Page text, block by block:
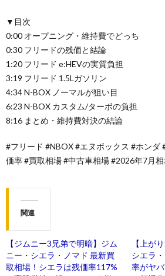
▼目次
0:00 オープニング・維持費でどっち
0:30 フリードの残価と結論
1:20 フリード e:HEVの実質負担
3:19 フリード 1.5Lガソリン
4:34 N-BOX ノーマルが狙い目
6:23 N-BOX カスタム/ターボの負担
8:16 まとめ・維持費対決の結論
#フリード #NBOX #エヌボックス #ホンダ
価率 #買取相場 #中古車相場 #2026年7月
関連
【ジムニー3兄弟で明暗】ジム
ニー・シエラ・ノマド 最新買
取相場！シエラは残価率117%
【上が
シエラ
率がヤ